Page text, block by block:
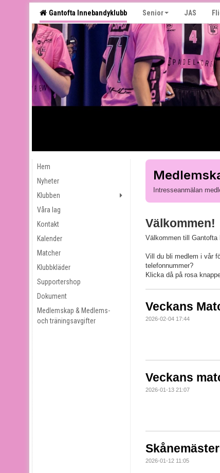
Gantofta Innebandyklubb Senior JAS
Hem
Nyheter
Klubben
Våra lag
Kontakt
Kalender
Matcher
Klubbkläder
Supportershop
Dokument
Medlemskap & Medlems-
och träningsavgifter
Intresseanmälan
Välkommen!
Välkommen till Gantofta
Vill du bli medlem i vår
telefonnummer?
Klicka då på rosa
Veckans
2026-02-04 17:44
Veckans
2026-01-13 21:07
2026-01-12 11:05